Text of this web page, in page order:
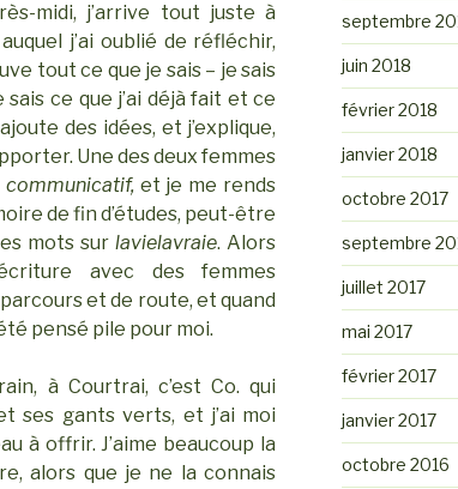
midi, j’arrive tout juste à
j’ai oublié de réfléchir,
tout ce que je sais – je sais
ce que j’ai déjà fait et ce
des idées, et j’explique,
Une des deux femmes
communicatif, et je me rends
de fin d’études, peut-être
mots surlavielavraie. Alors
avec des femmes
et de route, et quand
pensé pile pour moi.
à Courtrai, c’est Co. qui
ses gants verts, et j’ai moi
à offrir. J’aime beaucoup la
alors que je ne la connais
septembre
juin 2018
février 2018
janvier 2018
octobre 2017
septembre
juillet 2017
mai 2017
février 2017
janvier 2017
octobre 2016